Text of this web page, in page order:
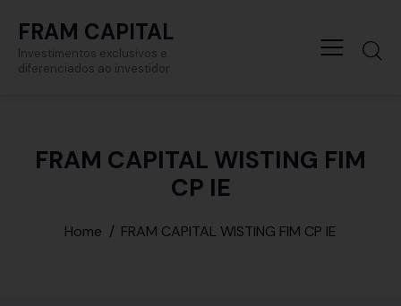
FRAM CAPITAL
Investimentos exclusivos e
diferenciados ao investidor
FRAM CAPITAL WISTING FIM
CP IE
Home FRAM CAPITAL WISTING FIM CP IE